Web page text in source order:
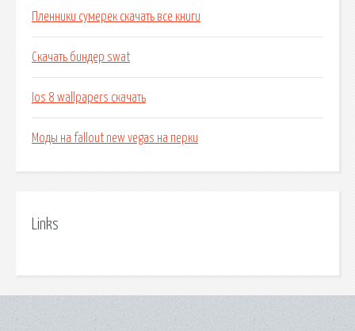
Пленники сумерек скачать все книги
Скачать биндер swat
Ios 8 wallpapers скачать
Моды на fallout new vegas на перки
Links